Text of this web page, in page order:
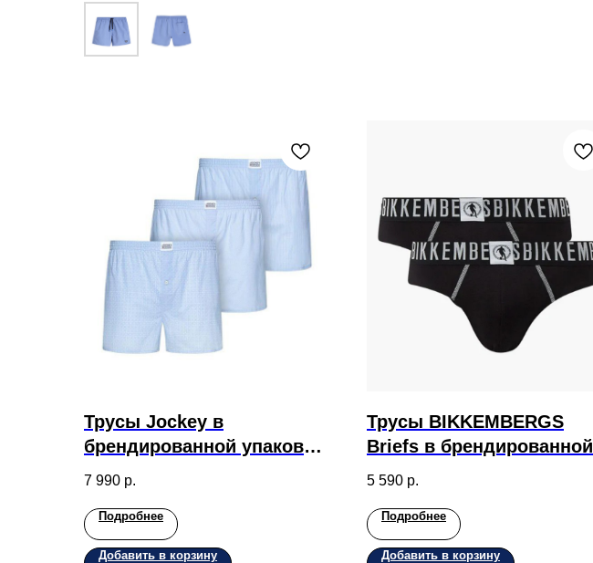
Трусы Jockey в
брендированной упаковке
3 шт с принтом
7 990 р.
Подробнее
Добавить в корзину
Трусы BIKKEMBERGS
Briefs в брендированной
упаковке 2 шт
5 590 р.
Подробнее
Добавить в корзину